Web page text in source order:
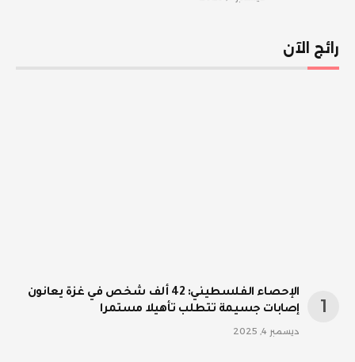
رائج الآن
الإحصاء الفلسطيني: 42 ألف شخص في غزة يعانون
إصابات جسيمة تتطلب تأهيلا مستمرا
ديسمبر 4, 2025